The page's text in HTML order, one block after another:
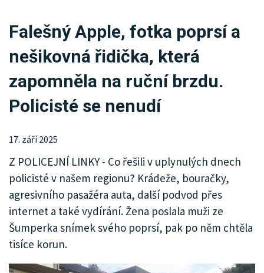
KRIMI
SPORT
KULTURA
SPOLEČNOST
MHD
MENU
INZERCE
ARCHIV
KATALOG FIREM
Falešný Apple, fotka poprsí a
nešikovná řidička, která
zapomněla na ruční brzdu.
Policisté se nenudí
17. září 2025
Z POLICEJNÍ LINKY - Co řešili v uplynulých dnech
policisté v našem regionu? Krádeže, bouračky,
agresivního pasažéra auta, další podvod přes
internet a také vydírání. Žena poslala muži ze
Šumperka snímek svého poprsí, pak po něm chtěla
tisíce korun.